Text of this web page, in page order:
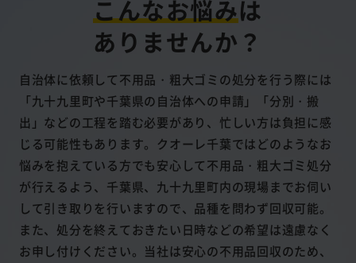
こんなお悩みは
ありませんか？
自治体に依頼して不用品・粗大ゴミの処分を行う際には
「九十九里町や千葉県の自治体への申請」「分別・搬
出」などの工程を踏む必要があり、忙しい方は負担に感
じる可能性もあります。クオーレ千葉ではどのようなお
悩みを抱えている方でも安心して不用品・粗大ゴミ処分
が行えるよう、千葉県、九十九里町内の現場までお伺い
して引き取りを行いますので、品種を問わず回収可能。
また、処分を終えておきたい日時などの希望は遠慮なく
お申し付けください。当社は安心の不用品回収のため、